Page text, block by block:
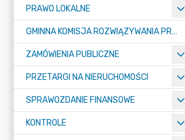
PRAWO LOKALNE
GMINNA KOMISJA ROZWIĄZYWANIA PROBLEMÓW ALKOHOLOWYCH
ZAMÓWIENIA PUBLICZNE
PRZETARGI NA NIERUCHOMOŚCI
SPRAWOZDANIE FINANSOWE
KONTROLE